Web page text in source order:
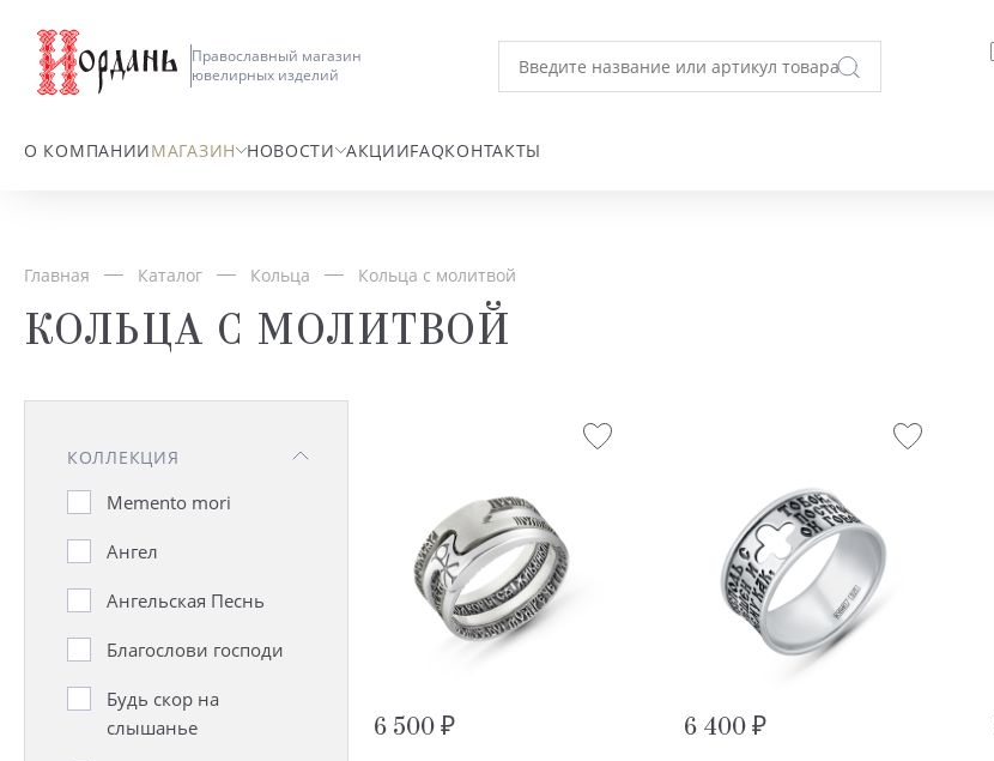
Православный магазин
ювелирных изделий
О КОМПАНИИМАГАЗИН НОВОСТИ АКЦИИFAQКОНТАКТЫ
Главная Каталог Кольца Кольца с молитвой
КОЛЬЦА С МОЛИТВОЙ
КОЛЛЕКЦИЯ
Memento mori
Ангел
Ангельская Песнь
Благослови господи
Будь скор на
слышанье
6 500 ₽ 6 400 ₽